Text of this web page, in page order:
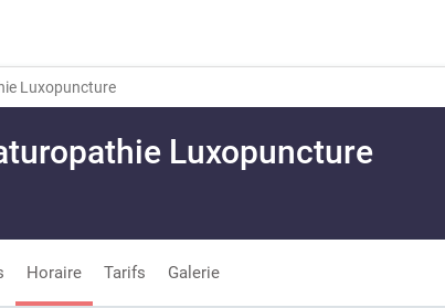
Luxopuncture
Luxopuncture
Horaire Tarifs Galerie